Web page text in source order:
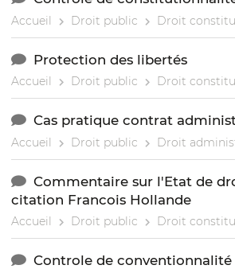
Accueil Droit public Droit
Protection des libertés
Accueil Droit public Droit
Cas pratique contrat
Accueil Droit public Droit
Commentaire sur l'Etat de
citation Francois Hollande
Accueil Droit public Droit
Controle de conventionnalité